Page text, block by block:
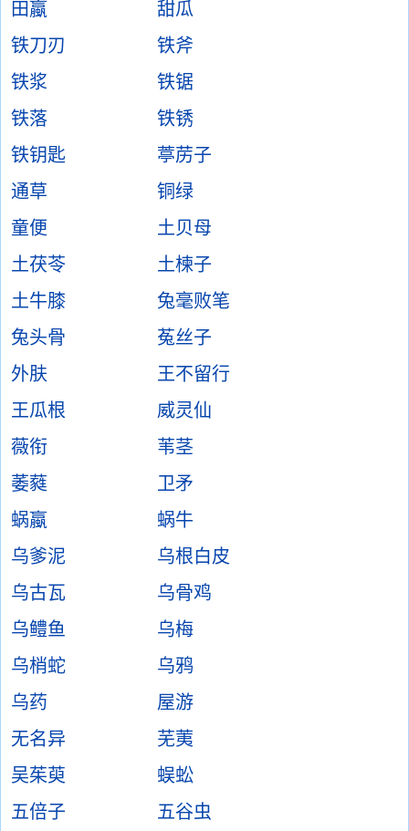
田蠃
甜瓜
铁刀刃
铁斧
铁浆
铁锯
铁落
铁锈
铁钥匙
葶苈子
通草
铜绿
童便
土贝母
土茯苓
土楝子
土牛膝
兔毫败笔
兔头骨
菟丝子
外肤
王不留行
王瓜根
威灵仙
薇衔
苇茎
萎蕤
卫矛
蜗蠃
蜗牛
乌爹泥
乌根白皮
乌古瓦
乌骨鸡
乌鳢鱼
乌梅
乌梢蛇
乌鸦
乌药
屋游
无名异
芜荑
吴茱萸
蜈蚣
五倍子
五谷虫